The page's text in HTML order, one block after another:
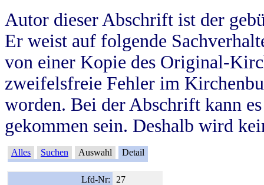
Autor dieser Abschrift ist der
Er weist auf folgende
von einer Kopie des Original-
zweifelsfreie Fehler im
worden. Bei der Abschrift kann
gekommen sein. Deshalb wird
Alles Suchen Auswahl Detail
Lfd-Nr:
27